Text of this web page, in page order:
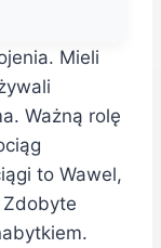
Mieli
Ważną rolę
to Wawel,
Zdobyte